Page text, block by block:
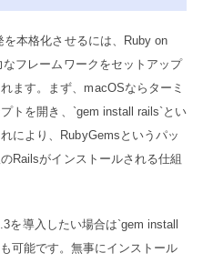
を本格化させるには、Ruby on
フレームワークをセットアップ
ます。まず、macOSならターミ
トを開き、`gem install rails`とい
により、RubyGemsというパッ
Railsがインストールされる仕組
を導入したい場合は`gem install
可能です。無事にインストール